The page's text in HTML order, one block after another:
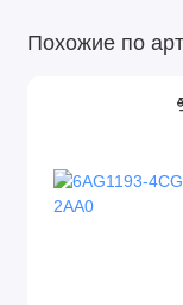
Похожие по